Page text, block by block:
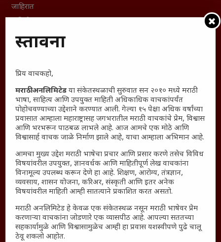
जाहिरात
विशेष
संग्रह
English To Hindi
Kruti Dev Unicode
Polls Archive
Shop Unlimited
Thought For The Day
सामान्य आजारांवर गावठी उपाय – घरच्या घरी मिळवा प्राथमिक
आराम
आजच्या युगातील तरुण पिढी कुठे हरवली?
महाराष्ट्रातील किल्ल्यांचे महत्त्व : स्वराज्याच्या वैभवशाली इतिहासाचे
साक्षीदार
₹370 ची बिर्याणी” आणि हरवत चाललेली संवेदनशीलता : आजच्या
तरुणांच्या मनात नेमकं काय चाललंय?
प्रस्तावना
प्रिय वाचकहो,
मराठी अनलिमिटेड या संकेतस्थळाची सुरुवात सन २०१० मध्ये मराठी
भाषा, साहित्य आणि उपयुक्त माहिती अधिकाधिक वाचकांपर्यंत
पोहोचवण्याच्या उद्देशाने करण्यात आली. गेल्या १५ पेक्षा अधिक वर्षांच्या
प्रवासात आम्हाला महाराष्ट्रासह जगभरातील मराठी वाचकांचे प्रेम, विश्वास
आणि भरभरून पाठबळ लाभले आहे. आज आमचे एक मोठे आणि
विश्वासार्ह वाचक जाळे निर्माण झाले आहे, याचा आम्हाला अभिमान आहे.
आमचा मुख्य उद्देश मराठी भाषेचा प्रचार आणि प्रसार करणे तसेच विविध
विषयांवरील उपयुक्त, ज्ञानवर्धक आणि माहितीपूर्ण लेख वाचकांना
विनामूल्य उपलब्ध करून देणे हा आहे. शिक्षण, आरोग्य, तंत्रज्ञान,
व्यवसाय, शासन योजना, करिअर, संस्कृती आणि इतर अनेक
विषयांवरील माहिती आम्ही सातत्याने प्रकाशित करत असतो.
मराठी अनलिमिटेड हे केवळ एक संकेतस्थळ नसून मराठी भाषेवर प्रेम
करणाऱ्या वाचकांना जोडणारे एक व्यासपीठ आहे. आपल्या सततच्या
सहकार्यामुळे आणि विश्वासामुळेच आम्ही हा प्रवास यशस्वीपणे पुढे चालू
ठेवू शकलो आहोत.